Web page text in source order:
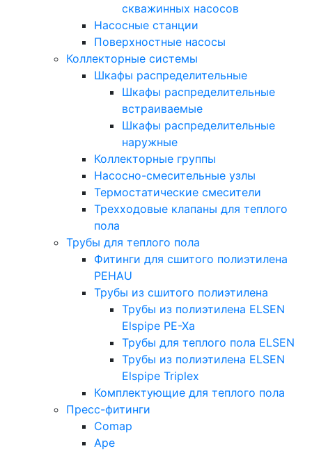
скважинных насосов
Насосные станции
Поверхностные насосы
Коллекторные системы
Шкафы распределительные
Шкафы распределительные
встраиваемые
Шкафы распределительные
наружные
Коллекторные группы
Насосно-смесительные узлы
Термостатические смесители
Трехходовые клапаны для теплого
пола
Трубы для теплого пола
Фитинги для сшитого полиэтилена
PEHAU
Трубы из сшитого полиэтилена
Трубы из полиэтилена ELSEN
Elspipe PE-Xa
Трубы для теплого пола ELSEN
Трубы из полиэтилена ELSEN
Elspipe Triplex
Комплектующие для теплого пола
Пресс-фитинги
Comap
Ape